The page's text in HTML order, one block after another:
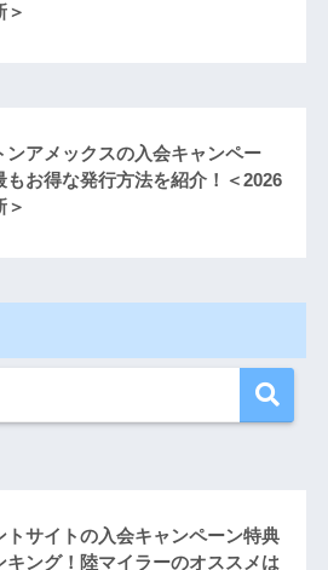
＞
ンアメックスの入会キャンペー
もお得な発行方法を紹介！＜2026
＞
トサイトの入会キャンペーン特典
キング！陸マイラーのオススメは